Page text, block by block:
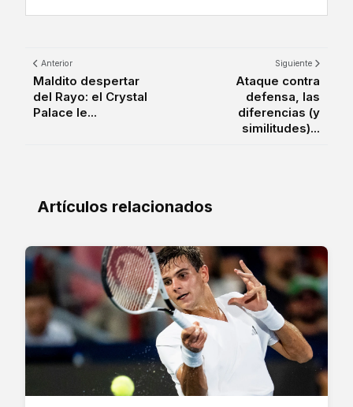
Anterior
Maldito despertar
del Rayo: el Crystal
Palace le...
Siguiente
Ataque contra
defensa, las
diferencias (y
similitudes)...
Artículos relacionados